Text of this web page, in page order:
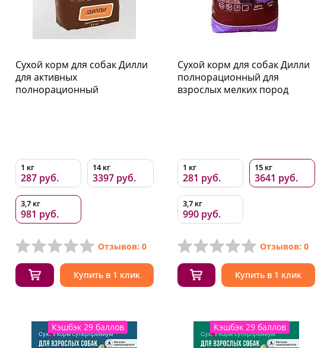
Сухой корм для собак Дилли
для активных
полнорационный
1 кг
287 руб.
14 кг
3397 руб.
3,7 кг
981 руб.
Отзывов: 0
Купить в 1 клик
Сухой корм для собак Дилли
полнорационный для
взрослых мелких пород
1 кг
281 руб.
15 кг
3641 руб.
3,7 кг
990 руб.
Отзывов: 0
Купить в 1 клик
Кэшбэк 29 баллов Кэшбэк 29 баллов